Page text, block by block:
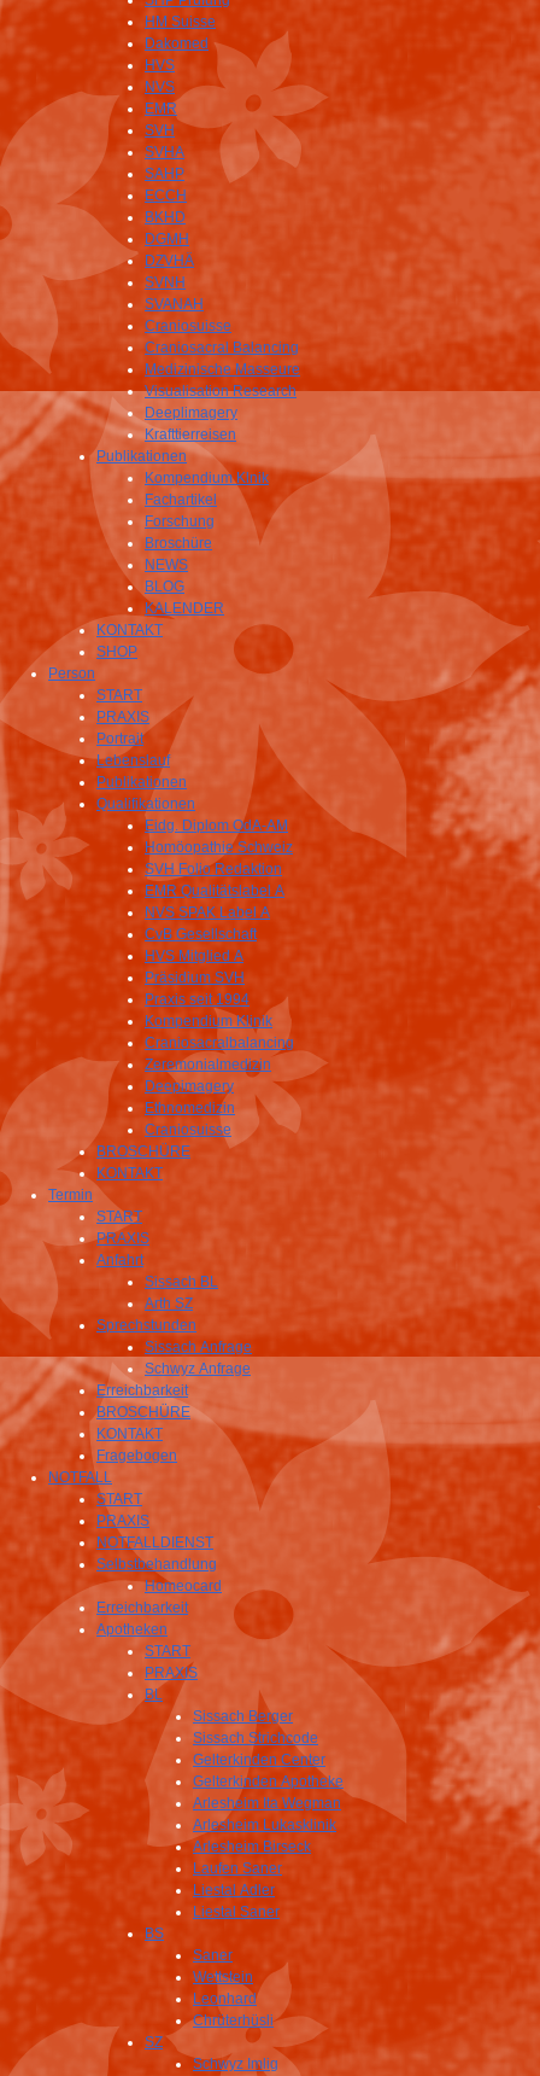
HM Suisse
Dakomed
HVS
NVS
EMR
SVH
SVHA
SAHP
ECCH
BKHD
DGMH
DZVHÄ
SVNH
SVANAH
Craniosuisse
Craniosacral Balancing
Medizinische Masseure
Visualisation Research
Deeplimagery
Krafttierreisen
Publikationen
Kompendium Klnik
Fachartikel
Forschung
Broschüre
NEWS
BLOG
KALENDER
KONTAKT
SHOP
Person
START
PRAXIS
Portrait
Lebenslauf
Publikationen
Qualifikationen
Eidg. Diplom OdA-AM
Homöopathie Schweiz
SVH Folio Redaktion
EMR Qualitätslabel A
NVS SPAK Label A
CvB Gesellschaft
HVS Mitglied A
Präsidium SVH
Praxis seit 1994
Kompendium Klinik
Craniosacralbalancing
Zeremonialmedizin
Deepimagery
Ethnomedizin
Craniosuisse
BROSCHÜRE
KONTAKT
Termin
START
PRAXIS
Anfahrt
Sissach BL
Arth SZ
Sprechstunden
Sissach Anfrage
Schwyz Anfrage
Erreichbarkeit
BROSCHÜRE
KONTAKT
Fragebogen
NOTFALL
START
PRAXIS
NOTFALLDIENST
Selbstbehandlung
Homeocard
Erreichbarkeit
Apotheken
START
PRAXIS
BL
Sissach Berger
Sissach Strichcode
Gelterkinden Center
Gelterkinden Apotheke
Arlesheim Ita Wegman
Arlesheim Lukasklinik
Arlesheim Birseck
Laufen Saner
Liestal Adler
Liestal Saner
BS
Saner
Wettstein
Leonhard
Chrüterhüsli
SZ
Schwyz Imlig